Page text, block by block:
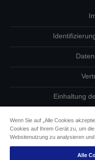
Einhaltung
Epson
Wenn Sie auf „Alle Cookies
Cookies auf Ihrem Gerät zu, um
Websitenutzung zu analysieren
Alle